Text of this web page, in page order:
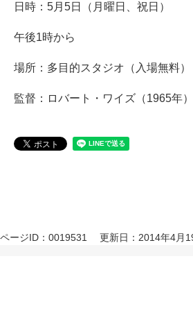
日時：5月5日（月曜日、祝日）
午後1時から
場所：多目的スタジオ（入場無料）
監督：ロバート・ワイズ（1965年）
ページID：0019531 更新日：2014年4月